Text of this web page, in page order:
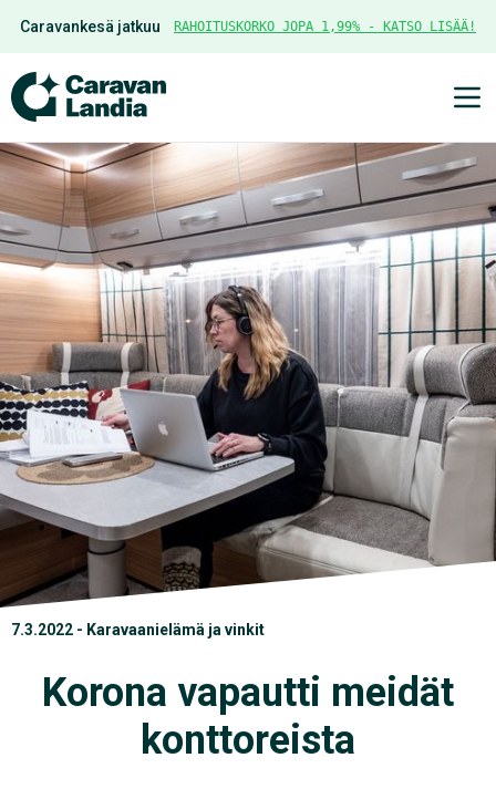
Caravankesä jatkuu RAHOITUSKORKO JOPA 1,99% - KATSO LISÄÄ!
7.3.2022 - Karavaanielämä ja vinkit
Korona vapautti meidät
konttoreista